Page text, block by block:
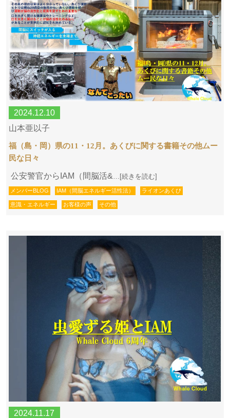
2024.12.10
山本亜以子
福（島・岡）県の11・12月。あくびに関する書籍その他ムー
民な日々
公安警官からIAM（間脳活&…[続きを読む]
メンバーBLOG IAM（間脳エネルギー活性法） ライオンあくび
意識・エネルギー お客様の声 その他
2024.11.17